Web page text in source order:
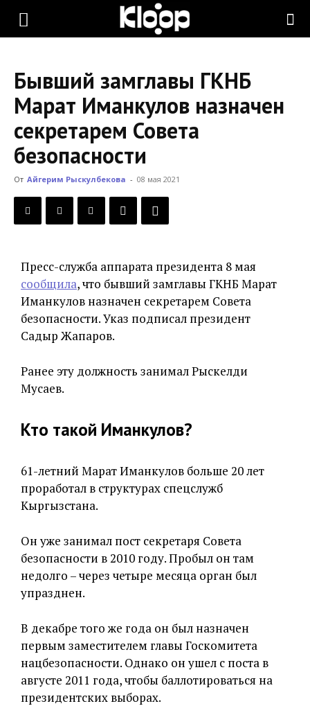
KLOOP.KG
Новости
Кыргызстана
Бывший замглавы ГКНБ
Марат Иманкулов назначен
секретарем Совета
безопасности
От Айгерим Рыскулбекова - 08 мая 2021
Пресс-служба аппарата президента 8 мая
сообщила, что бывший замглавы ГКНБ Марат
Иманкулов назначен секретарем Совета
безопасности. Указ подписал президент
Садыр Жапаров.
Ранее эту должность занимал Рыскелди
Мусаев.
Кто такой Иманкулов?
61-летний Марат Иманкулов больше 20 лет
проработал в структурах спецслужб
Кыргызстана.
Он уже занимал пост секретаря Совета
безопасности в 2010 году. Пробыл он там
недолго – через четыре месяца орган был
упразднен.
В декабре того же года он был назначен
первым заместителем главы Госкомитета
нацбезопасности. Однако он ушел с поста в
августе 2011 года, чтобы баллотироваться на
президентских выборах.